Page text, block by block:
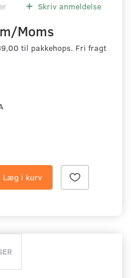
Skriv anmeldelse
m/Moms
til pakkehops. Fri fragt
Læg i kurv